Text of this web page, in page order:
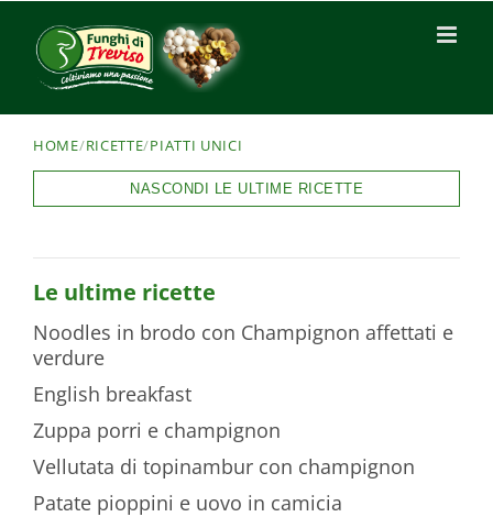
HOME/RICETTE/PIATTI UNICI
NASCONDI LE ULTIME RICETTE
Le ultime ricette
Noodles in brodo con Champignon affettati e
verdure
English breakfast
Zuppa porri e champignon
Vellutata di topinambur con champignon
Patate pioppini e uovo in camicia